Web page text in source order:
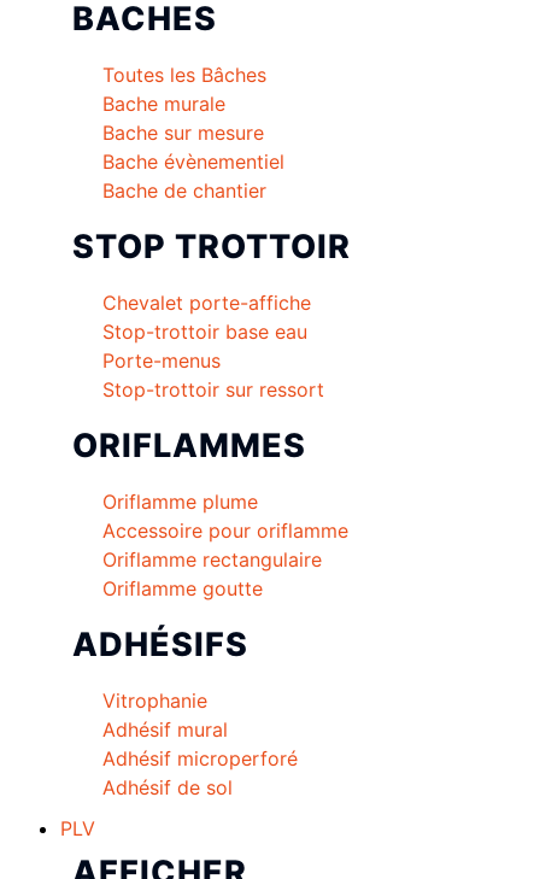
BACHES
Toutes les Bâches
Bache murale
Bache sur mesure
Bache évènementiel
Bache de chantier
STOP TROTTOIR
Chevalet porte-affiche
Stop-trottoir base eau
Porte-menus
Stop-trottoir sur ressort
ORIFLAMMES
Oriflamme plume
Accessoire pour oriflamme
Oriflamme rectangulaire
Oriflamme goutte
ADHÉSIFS
Vitrophanie
Adhésif mural
Adhésif microperforé
Adhésif de sol
PLV